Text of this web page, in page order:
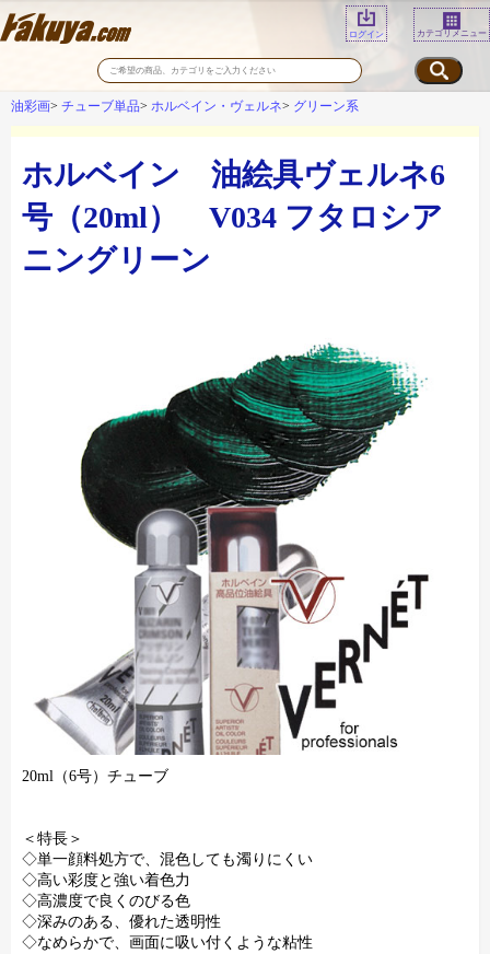
ログイン カテゴリメニュー
油彩画 チューブ単品 ホルベイン・ヴェルネ グリーン系
ホルベイン 油絵具ヴェルネ6
号（20ml） V034 フタロシア
ニングリーン
20ml（6号）チューブ
＜特長＞
◇単一顔料処方で、混色しても濁りにくい
◇高い彩度と強い着色力
◇高濃度で良くのびる色
◇深みのある、優れた透明性
◇なめらかで、画面に吸い付くような粘性